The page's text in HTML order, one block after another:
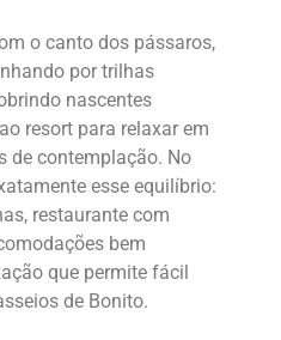
o canto dos pássaros,
por trilhas
nascentes
resort para relaxar em
de contemplação. No
esse equilíbrio:
restaurante com
bem
que permite fácil
de Bonito.